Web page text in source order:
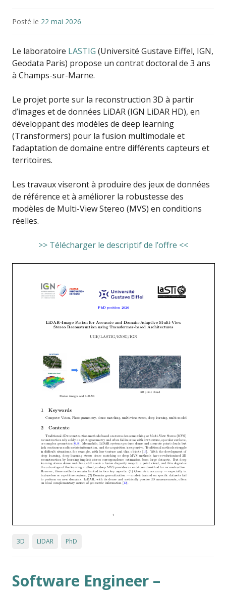
Posté le 22 mai 2026
Le laboratoire LASTIG (Université Gustave Eiffel, IGN,
Geodata Paris) propose un contrat doctoral de 3 ans
à Champs-sur-Marne.
Le projet porte sur la reconstruction 3D à partir
d’images et de données LiDAR (IGN LiDAR HD), en
développant des modèles de deep learning
(Transformers) pour la fusion multimodale et
l’adaptation de domaine entre différents capteurs et
territoires.
Les travaux viseront à produire des jeux de données
de référence et à améliorer la robustesse des
modèles de Multi-View Stereo (MVS) en conditions
réelles.
>> Télécharger le descriptif de l’offre <<
3D LIDAR PhD
Software Engineer –